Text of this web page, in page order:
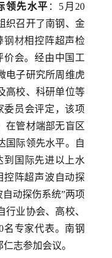
领先水平 ：5月20
织召开了南钢、金
钢材相控阵超声检
价会。经由中国工
电子研究所周维虎
高校、科研单位等
委员会评定，该项
在管材端部无盲区
国际领先水平。自
到国际先进以上水
控阵超声波自动探
动探伤系统”两项
业协会、高校、
名专家代表。南钢
志参加会议。